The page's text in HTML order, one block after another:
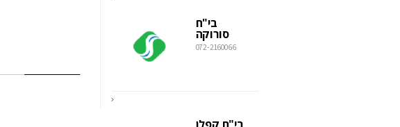
בי"ח
סורוקה
072-2160066